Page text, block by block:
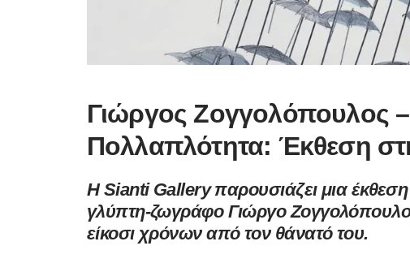
Γιώργος Ζογγολόπουλος –
Πολλαπλότητα: Έκθεση
Η Sianti Gallery παρουσιάζει μια
γλύπτη-ζωγράφο Γιώργο
είκοσι χρόνων από τον θάνατό του.